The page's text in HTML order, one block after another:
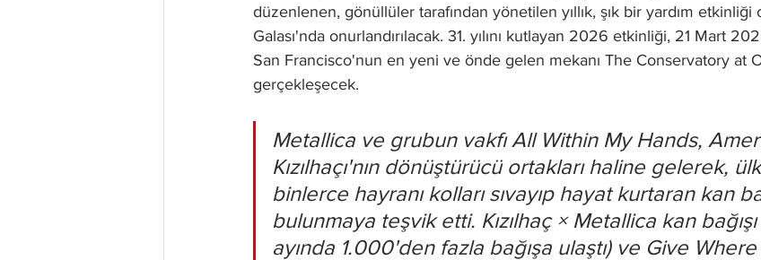
düzenlenen, gönüllüler tarafından yönetilen yıllık, şık bir yardım etkinliği
Galası'nda onurlandırılacak. 31. yılını kutlayan 2026 etkinliği, 21 Mart
San Francisco'nun en yeni ve önde gelen mekanı The Conservatory at
gerçekleşecek.
Metallica ve grubun vakfı All Within My Hands,
Kızılhaçı'nın dönüştürücü ortakları haline gelerek,
binlerce hayranı kolları sıvayıp hayat kurtaran kan
bulunmaya teşvik etti. Kızılhaç × Metallica kan
ayında 1.000'den fazla bağışa ulaştı) ve Give